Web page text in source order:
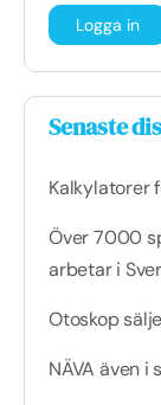
Senaste
Kalkylatorer
Över 7000
arbetar i
Otoskop
NÄVA även i